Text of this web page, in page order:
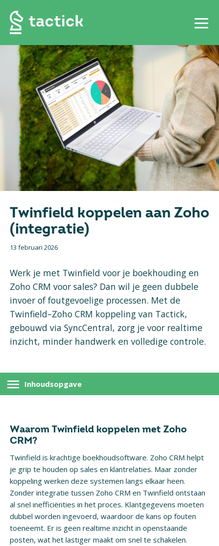
Twinfield koppelen aan Zoho
(integratie)
13 februari 2026
Werk je met Twinfield voor je boekhouding en
Zoho CRM voor sales? Dan wil je geen dubbele
invoer of foutgevoelige processen. Met de
Twinfield–Zoho CRM koppeling van Tactick,
gebouwd via SyncCentral, zorg je voor realtime
inzicht, minder handwerk en volledige controle.
Inhoudsopgave
Waarom Twinfield koppelen met Zoho
CRM?
Twinfield is krachtige boekhoudsoftware. Zoho CRM helpt
je grip te houden op sales en klantrelaties. Maar zonder
koppeling werken deze systemen langs elkaar heen.
Zonder integratie tussen Zoho CRM en Twinfield ontstaan
al snel inefficiënties in het proces. Klantgegevens moeten
dubbel worden ingevoerd, waardoor de kans op fouten
toeneemt. Er is geen realtime inzicht in openstaande
posten, wat het lastiger maakt om snel te schakelen.